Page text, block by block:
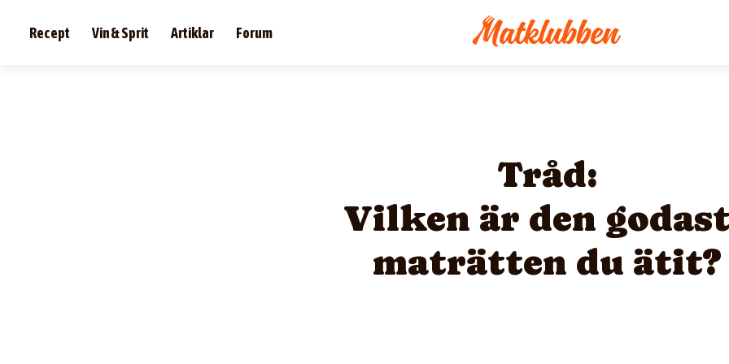
Recept Vin & Sprit Artiklar Forum
Tråd:
Vilken är den
maträtten du ätit?